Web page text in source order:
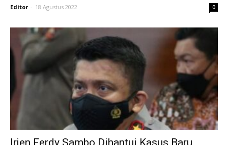
Editor - 18 Agustus 2022 0